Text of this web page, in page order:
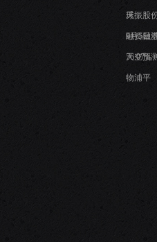
球
天振股
融资融
9月5日
76.07%
天空预
物浦平